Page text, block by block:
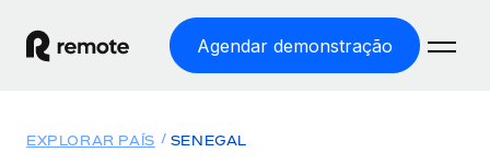
Agendar demonstração
EXPLORAR PAÍS SENEGAL